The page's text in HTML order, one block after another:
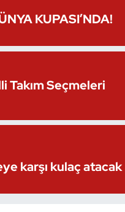
KUPASI’NDA!
Takım Seçmeleri
karşı kulaç atacak